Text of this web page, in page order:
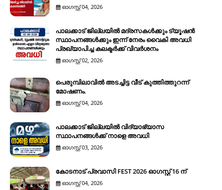
ഓഗസ്റ്റ് 04, 2026
പാലക്കാട് ജില്ലയിൽ മദ്രസകൾക്കും ട്യൂഷൻ
സ്ഥാപനങ്ങൾക്കും ഇന്ന് നേരം വൈകി അവധി
പ്രഖ്യാപിച്ച കലക്ടർക്ക് വിവർശനം
ഓഗസ്റ്റ് 02, 2026
പെരുമ്പിലാവിൽ അടച്ചിട്ട വീട് കുത്തിത്തുറന്ന്
മോഷണം.
ഓഗസ്റ്റ് 04, 2026
പാലക്കാട് ജില്ലയിൽ വിദ്യാഭ്യാസ
സ്ഥാപനങ്ങൾക്ക് നാളെ അവധി
ഓഗസ്റ്റ് 03, 2026
കോടനാട് പ്രവാസി FEST 2026 ഓഗസ്റ്റ് 16 ന്
ഓഗസ്റ്റ് 04, 2026